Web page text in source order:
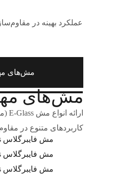
عملکرد بهینه در
مش‌های
مش‌های
کاربردهای متنوع در
مش فایبرگلاس E-Glass نوین وال‌مش
مش فایبرگلاس C-Glass نوین وال‌مش
مش فایبرگلاس Zr-Glass نوین وال‌مش